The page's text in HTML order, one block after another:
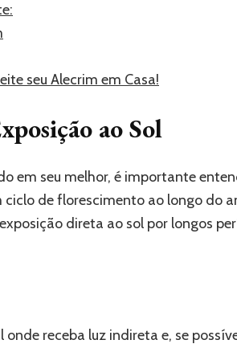
seu Alecrim em Casa!
ao Sol
em seu melhor, é importante
de florescimento ao longo do
direta ao sol por longos
receba luz indireta e, se